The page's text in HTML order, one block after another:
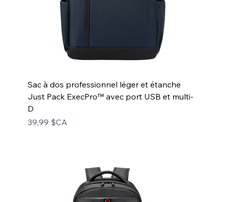
Sac à dos professionnel léger et étanche
Just Pack ExecPro™ avec port USB et multi-
D
Prix
39,99 $CA